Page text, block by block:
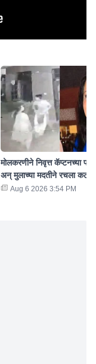
मोलकरणीने निवृत्त कॅप्टनच्या
अन् मुलाच्या मदतीने रचला कट
Aug 6 2026 3:54 PM